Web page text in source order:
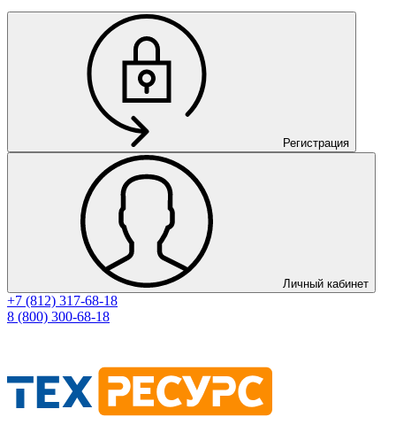
Регистрация
Личный кабинет
+7 (812) 317-68-18
8 (800) 300-68-18